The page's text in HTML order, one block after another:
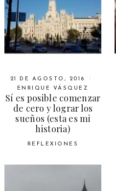
21 DE AGOSTO, 2016
ENRIQUE VÁSQUEZ
Sí es posible comenzar
de cero y lograr los
sueños (esta es mi
historia)
REFLEXIONES